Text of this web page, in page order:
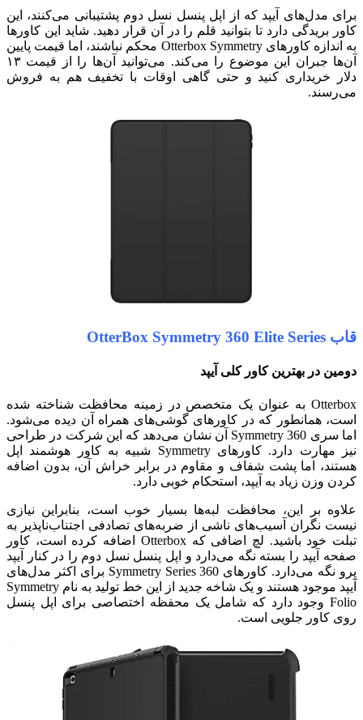
برای مدل‌های آیپد که از اپل پنسل نسل دوم پشتیبانی می‌کنند، این
کاور بریدگی دارد تا بتوانید قلم را در آن قرار دهید. شاید این کاورها
به اندازه کاورهای Otterbox Symmetry محکم نباشند، اما قیمت پایین
آن‌ها جبران این موضوع را می‌کند. می‌توانید آن‌ها را از قیمت ۱۳
دلار خریداری کنید و حتی گاهی اوقات با تخفیف هم به فروش
می‌رسند.
قاب OtterBox Symmetry 360 Elite Series
دومین در بهترین کاور کلی آیپد
Otterbox به عنوان یک متخصص در زمینه محافظت شناخته شده
است، همانطور که در کاورهای گوشی‌های همراه آن دیده می‌شود.
اما سری Symmetry 360 آن نشان می‌دهد که این شرکت در طراحی
نیز مهارت دارد. کاورهای Symmetry شبیه به کاور هوشمند اپل
هستند، اما پشت شفاف و مقاوم در برابر خراش آن، بدون اضافه
کردن وزن زیاد به آیپد، استحکام خوبی دارد.
علاوه بر این، محافظت لبه‌ها بسیار خوب است، بنابراین نیازی
نیست نگران آسیب‌های ناشی از ضربه‌های تصادفی اجتناب‌ناپذیر به
تبلت خود باشید. لچ اضافی که Otterbox اضافه کرده است، کاور
صفحه آیپد را بسته نگه می‌دارد و اپل پنسل نسل دوم را در کنار آیپد
پرو نگه می‌دارد. کاورهای Symmetry Series 360 برای اکثر مدل‌های
آیپد موجود هستند و یک شاخه جدید از این خط تولید به نام Symmetry
Folio وجود دارد که شامل یک محفظه اختصاصی برای اپل پنسل
روی کاور جلویی است.